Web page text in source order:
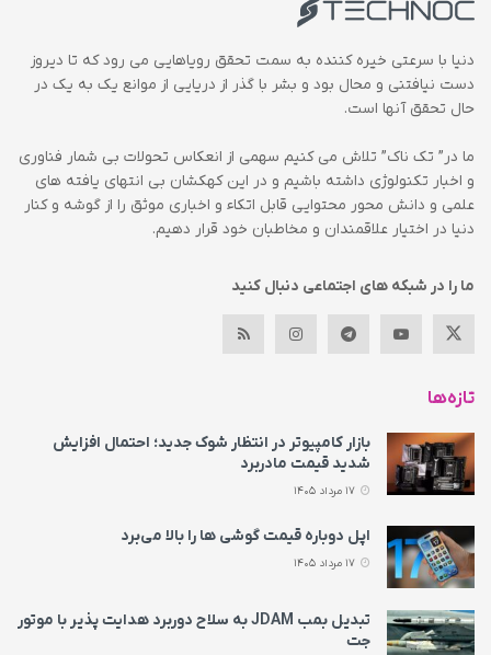
دنیا با سرعتی خیره کننده به سمت تحقق رویاهایی می رود که تا دیروز
دست نیافتنی و محال بود و بشر با گذر از دریایی از موانع یک به یک در
حال تحقق آنها است.
ما در” تک ناک” تلاش می کنیم سهمی از انعکاس تحولات بی شمار فناوری
و اخبار تکنولوژی داشته باشیم و در این کهکشان بی انتهای یافته های
علمی و دانش محور محتوایی قابل اتکاء و اخباری موثق را از گوشه و کنار
دنیا در اختیار علاقمندان و مخاطبان خود قرار دهیم.
ما را در شبکه های اجتماعی دنبال کنید
تازه‌ها
بازار کامپیوتر در انتظار شوک جدید؛ احتمال افزایش
شدید قیمت مادربرد
اپل دوباره قیمت‌ گوشی ها را بالا می‌برد
تبدیل بمب JDAM به سلاح دوربرد هدایت پذیر با موتور
جت